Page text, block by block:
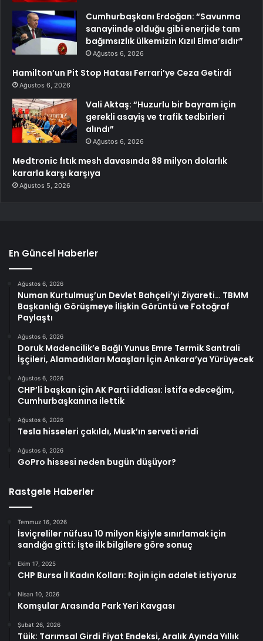
Cumhurbaşkanı Erdoğan: “Savunma
sanayiinde olduğu gibi enerjide tam
bağımsızlık ülkemizin Kızıl Elma’sıdır”
Ağustos 6, 2026
Hamilton’un Pit Stop Hatası Ferrari’ye Ceza Getirdi
Ağustos 6, 2026
Vali Aktaş: “Huzurlu bir bayram için
gerekli asayiş ve trafik tedbirleri
alındı”
Ağustos 6, 2026
Medtronic fıtık mesh davasında 88 milyon dolarlık
kararla karşı karşıya
Ağustos 5, 2026
En Güncel Haberler
Ağustos 6, 2026
Numan Kurtulmuş’un Devlet Bahçeli’yi Ziyareti… TBMM
Başkanlığı Görüşmeye İlişkin Görüntü ve Fotoğraf
Paylaştı
Ağustos 6, 2026
Doruk Madencilik’e Bağlı Yunus Emre Termik Santrali
İşçileri, Alamadıkları Maaşları İçin Ankara’ya Yürüyecek
Ağustos 6, 2026
CHP’li başkan için AK Parti iddiası: İstifa edeceğim,
Cumhurbaşkanına ilettik
Ağustos 6, 2026
Tesla hisseleri çakıldı, Musk’ın serveti eridi
Ağustos 6, 2026
GoPro hissesi neden bugün düşüyor?
Rastgele Haberler
Temmuz 16, 2026
İsviçreliler nüfusu 10 milyon kişiyle sınırlamak için
sandığa gitti: İşte ilk bilgilere göre sonuç
Ekim 17, 2025
CHP Bursa İl Kadın Kolları: Rojin için adalet istiyoruz
Nisan 10, 2026
Komşular Arasında Park Yeri Kavgası
Şubat 26, 2026
Tüik: Tarımsal Girdi Fiyat Endeksi, Aralık Ayında Yıllık